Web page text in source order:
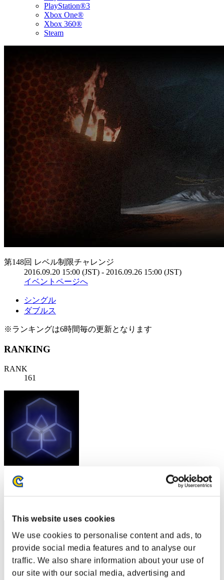
This website uses cookies
We use cookies to personalise content and ads, to
provide social media features and to analyse our
traffic. We also share information about your use of
our site with our social media, advertising and
PlayStation®3
Xbox One®
Xbox 360®
Steam
第148回 レベル制限チャレンジ
2016.09.20 15:00 (JST) - 2016.09.26 15:00 (JST)
イベントページへ
シングル
ダブルス
※ランキングは6時間毎の更新となります
RANKING
RANK
161
スコア: -
RANK